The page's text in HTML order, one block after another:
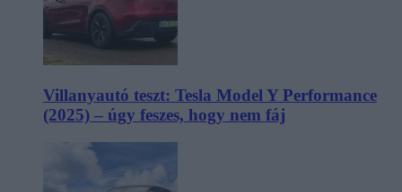
Villanyautó teszt: Tesla Model Y Performance
(2025) – úgy feszes, hogy nem fáj